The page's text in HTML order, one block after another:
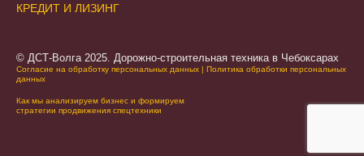
КРЕДИТ И ЛИЗИНГ
© ДСТ-Волга 2025. Дорожно-строительная техника в Чебоксарах
Согласие на обработку персональных данных | Политика обработки персональных
данных
Как мы анализируем бизнес и формируем
стратегии продвижения спецтехники